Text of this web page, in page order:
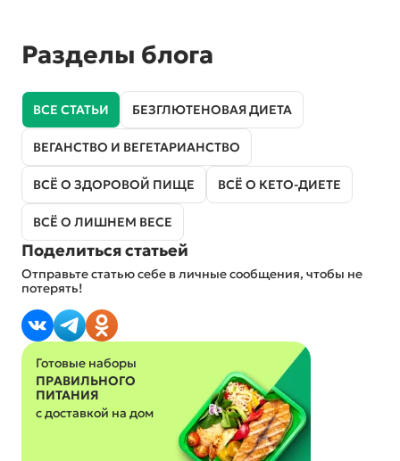
Разделы блога
ВСЕ СТАТЬИ БЕЗГЛЮТЕНОВАЯ ДИЕТА
ВЕГАНСТВО И ВЕГЕТАРИАНСТВО
ВСЁ О ЗДОРОВОЙ ПИЩЕ ВСЁ О КЕТО-ДИЕТЕ
ВСЁ О ЛИШНЕМ ВЕСЕ
Поделиться статьей
Отправьте статью себе в личные сообщения, чтобы не
потерять!
Готовые наборы
ПРАВИЛЬНОГО
ПИТАНИЯ
с доставкой на дом